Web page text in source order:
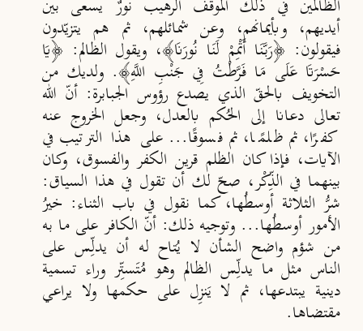
الظالمين في ذلك الموقف الرهيب نورٌ يسعى بين
أيديهم، وبأيمانهم، وعن شمائلهم، ثم هم يتزيدون
فيقولون: ﴿رَبَّنَا أَتْمِمْ لَنَا نُورَنَا﴾، ويقول الظالم: ﴿يَا
حَسْرَتَا عَلَى مَا فَرَّطْتُ فِي جَنْبِ اللَّهِ﴾. ولديك من
التخويف بالحقّ الذي يصدع رؤوس الجبابرة: أن الله
تعالى دعانا إلى الحكم بالعدل، وجعل الخروج عنه
كفرًا، ثم ظلمًا، ثم فسوقًا... على هذا الترتيب في
الآيات، فإذا كان الظلم قرين الكفر والفسوق، وكان
بينهما في الذكْر، صحلك أن تقول في هذا السياق:
شر الثلاثة أوسطها، كما نقول في باب الثناء: خير
الأمور أوسطها... وتوجيه ذلك: أن الكافر على ما به
من شؤم واضح الشأن لا يتاح له أن يدلس على
الناس مثل ما يدلس الظالم وهو متست ر وراء تسمية
دينية يبتدعها، ثم لا يَنزِل على حكمها ولا يراعي
مقتضاها.